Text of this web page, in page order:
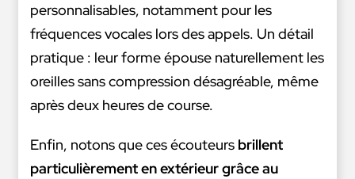
personnalisables, notamment pour les
fréquences vocales lors des appels. Un détail
pratique : leur forme épouse naturellement les
oreilles sans compression désagréable, même
après deux heures de course.
Enfin, notons que ces écouteurs brillent
particulièrement en extérieur grâce au